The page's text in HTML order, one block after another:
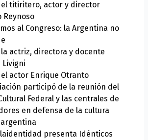
el titiritero, actor y director
Reynoso
al Congreso: la Argentina no
la actriz, directora y docente
Livigni
el actor Enrique Otranto
participó de la reunión del
Federal y las centrales de
en defensa de la cultura
presenta Idénticos